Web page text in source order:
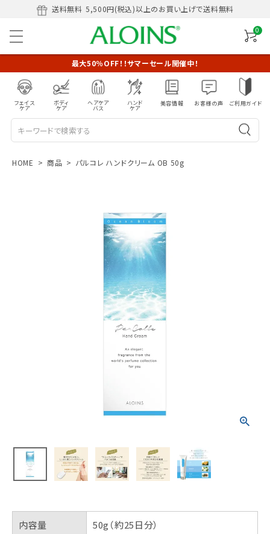
送料無料 5,500円(税込)以上のお買い上げで送料無料
0
最大50％OFF！！サマーセール開催中！
フェイス
ケア
ボディ
ケア
ヘアケア
バス
ハンド
ケア
美容情報 お客様の声 ご利用ガイド
HOME 商品 パルコレ ハンドクリーム OB 50g
内容量 50g（約25日分）